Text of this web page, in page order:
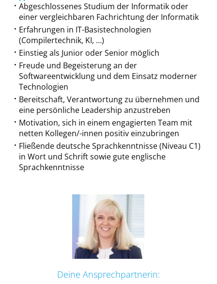
Abgeschlossenes Studium der Informatik oder
einer vergleichbaren Fachrichtung der Informatik
Erfahrungen in IT-Basistechnologien
(Compilertechnik, KI, …)
Einstieg als Junior oder Senior möglich
Freude und Begeisterung an der
Softwareentwicklung und dem Einsatz moderner
Technologien
Bereitschaft, Verantwortung zu übernehmen und
eine persönliche Leadership anzustreben
Motivation, sich in einem engagierten Team mit
netten Kollegen/-innen positiv einzubringen
Fließende deutsche Sprachkenntnisse (Niveau C1)
in Wort und Schrift sowie gute englische
Sprachkenntnisse
Deine Ansprechpartnerin: